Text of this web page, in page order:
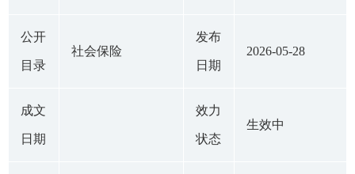
公开
目录
社会保险
发布
日期
2026-05-28
成文
日期
效力
状态
生效中